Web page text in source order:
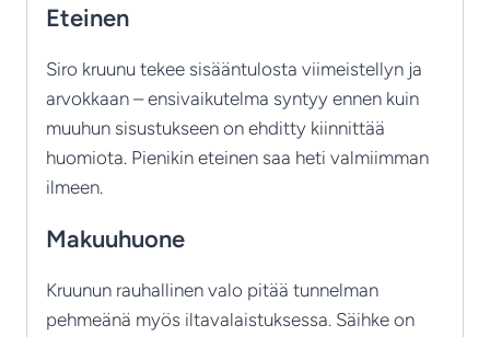
Eteinen
Siro kruunu tekee sisääntulosta viimeistellyn ja
arvokkaan – ensivaikutelma syntyy ennen kuin
muuhun sisustukseen on ehditty kiinnittää
huomiota. Pienikin eteinen saa heti valmiimman
ilmeen.
Makuuhuone
Kruunun rauhallinen valo pitää tunnelman
pehmeänä myös iltavalaistuksessa. Säihke on